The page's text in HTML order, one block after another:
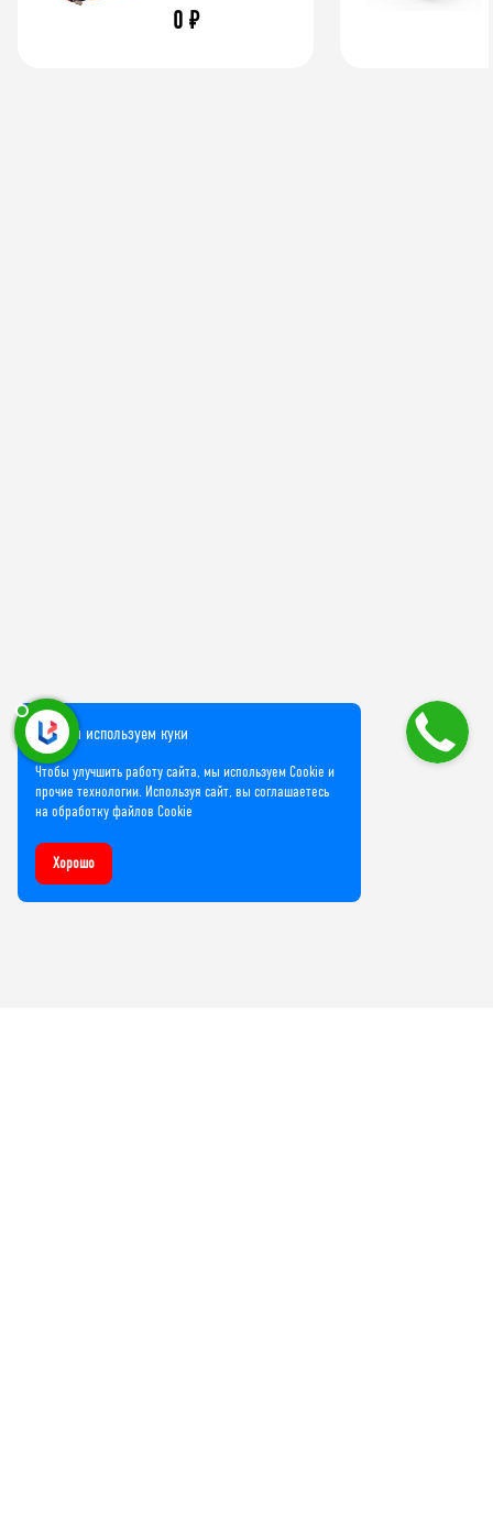
0 ₽
Мы используем куки
Чтобы улучшить работу сайта, мы используем Cookie и
прочие технологии. Используя сайт, вы соглашаетесь
на обработку файлов Cookie
Хорошо